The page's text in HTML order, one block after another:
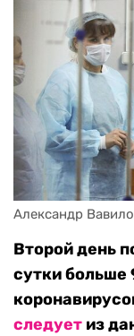
Александр
Второй день
сутки больше
следует из